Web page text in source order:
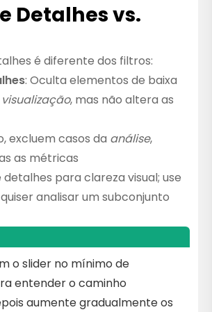
Detalhes vs.
é diferente dos filtros:
: Oculta elementos de baixa
visualização, mas não altera as
excluem casos da análise,
as métricas
detalhes para clareza visual; use
analisar um subconjunto
o slider no mínimo de
entender o caminho
aumente gradualmente os